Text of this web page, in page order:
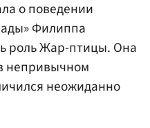
о поведении
Филиппа
роль Жар-птицы. Она
непривычном
неожиданно